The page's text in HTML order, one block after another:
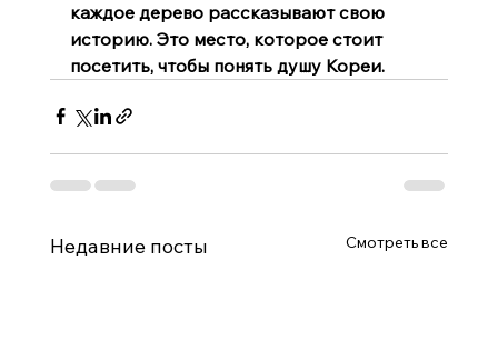
каждое дерево рассказывают свою
историю. Это место, которое стоит
посетить, чтобы понять душу Кореи.
Недавние посты Смотреть все